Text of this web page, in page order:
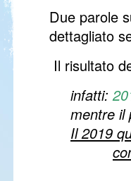
Due parole
dettagliato
Il risultato
infatti:
mentre il
Il 2019